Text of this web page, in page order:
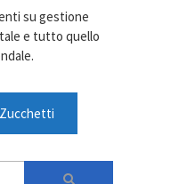
su gestione
e tutto quello